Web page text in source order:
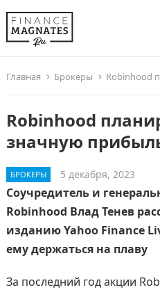
Главная Брокеры Robinhood
Robinhood
значную
БРОКЕРЫ 5 декабря, 2023
Соучредитель и
Robinhood Влад Тенев
изданию Yahoo Finance
ему держаться на плаву
За последний год акции